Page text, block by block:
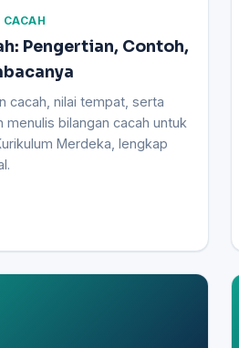
Pengertian, Contoh,
cacah, nilai tempat, serta
menulis bilangan cacah untuk
Merdeka, lengkap